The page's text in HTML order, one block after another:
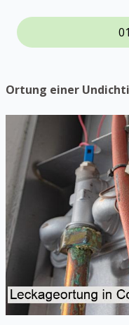
Ortung einer